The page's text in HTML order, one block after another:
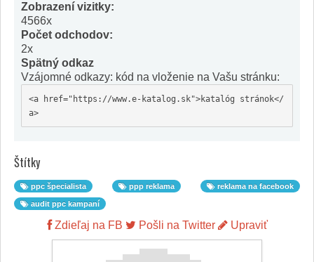
Zobrazení vizitky:
4566x
Počet odchodov:
2x
Spätný odkaz
Vzájomné odkazy: kód na vloženie na Vašu stránku:
<a href="https://www.e-katalog.sk">katalóg stránok</
a>
Štítky
ppc špecialista ppp reklama reklama na facebook
audit ppc kampaní
Zdieľaj na FB Pošli na Twitter Upraviť